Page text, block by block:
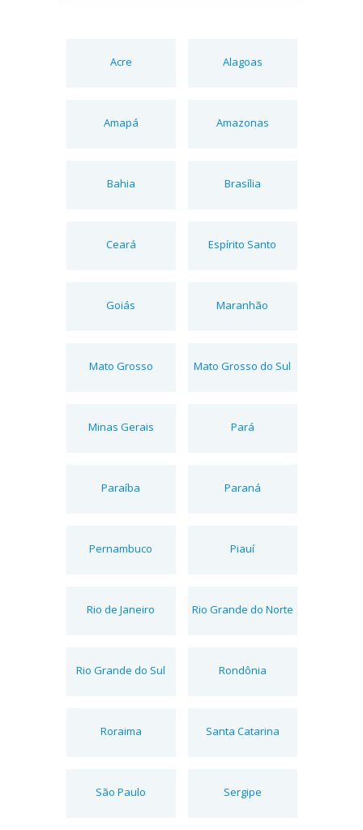
Acre Alagoas
Amapá Amazonas
Bahia Brasília
Ceará Espírito Santo
Goiás Maranhão
Mato Grosso Mato Grosso do Sul
Minas Gerais Pará
Paraíba Paraná
Pernambuco Piauí
Rio de Janeiro Rio Grande do Norte
Rio Grande do Sul Rondônia
Roraima Santa Catarina
São Paulo Sergipe